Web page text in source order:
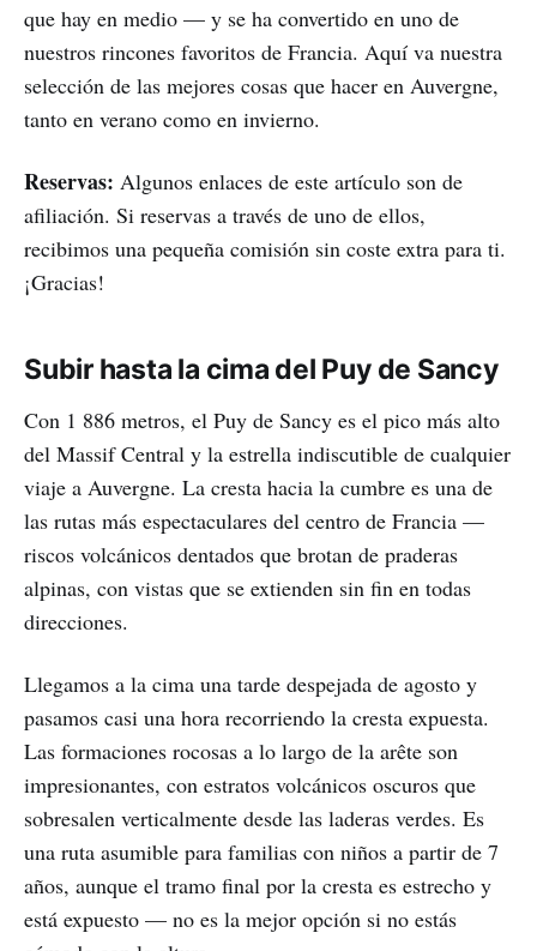
que hay en medio — y se ha convertido en uno de
nuestros rincones favoritos de Francia. Aquí va nuestra
selección de las mejores cosas que hacer en Auvergne,
tanto en verano como en invierno.
Reservas: Algunos enlaces de este artículo son de
afiliación. Si reservas a través de uno de ellos,
recibimos una pequeña comisión sin coste extra para ti.
¡Gracias!
Subir hasta la cima del Puy de Sancy
Con 1 886 metros, el Puy de Sancy es el pico más alto
del Massif Central y la estrella indiscutible de cualquier
viaje a Auvergne. La cresta hacia la cumbre es una de
las rutas más espectaculares del centro de Francia —
riscos volcánicos dentados que brotan de praderas
alpinas, con vistas que se extienden sin fin en todas
direcciones.
Llegamos a la cima una tarde despejada de agosto y
pasamos casi una hora recorriendo la cresta expuesta.
Las formaciones rocosas a lo largo de la arête son
impresionantes, con estratos volcánicos oscuros que
sobresalen verticalmente desde las laderas verdes. Es
una ruta asumible para familias con niños a partir de 7
años, aunque el tramo final por la cresta es estrecho y
está expuesto — no es la mejor opción si no estás